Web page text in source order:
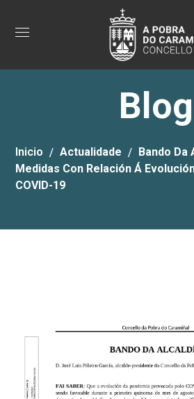
Blog
Inicio Actualidade
Bando Da
Medidas Con Relación Á
COVID-19